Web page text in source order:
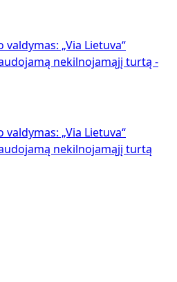
„Via Lietuva“
nekilnojamąjį turtą -
„Via Lietuva“
nekilnojamąjį turtą